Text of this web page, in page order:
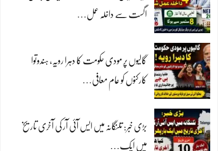
اگست سے داخلہ عمل…
گالیوں پر مودی حکومت کا دہرا رویہ، ہندوتوا
کارکنوں کو عام معافی…
بڑی خبر: تلنگانہ میں ایس آئی آر کی آخری تاریخ
میں ایک…